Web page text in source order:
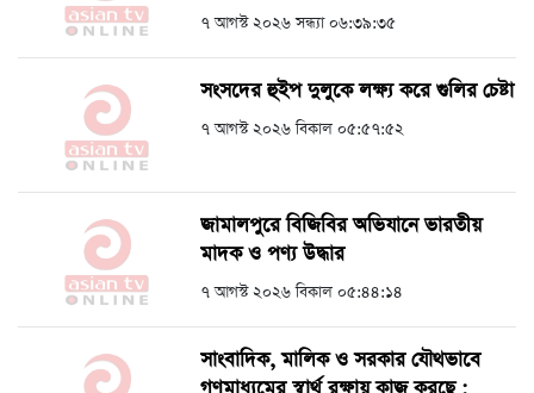
৭ আগস্ট ২০২৬ সন্ধ্যা ০৬:৩৯:৩৫
সংসদের হুইপ দুলুকে লক্ষ্য করে গুলির চেষ্টা
৭ আগস্ট ২০২৬ বিকাল ০৫:৫৭:৫২
জামালপুরে বিজিবির অভিযানে ভারতীয়
মাদক ও পণ্য উদ্ধার
৭ আগস্ট ২০২৬ বিকাল ০৫:৪৪:১৪
সাংবাদিক, মালিক ও সরকার যৌথভাবে